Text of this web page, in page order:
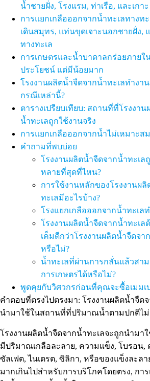
น้ำชายฝั่ง, โรงแรม, ท่าเรือ, และเกาะ
การแยกเกลือออกจากน้ำทะเลทางทะ
เดินสมุทร, แท่นขุดเจาะนอกชายฝั่ง,
ทางทะเล
การเกษตรและน้ำบาดาลกร่อยภายใ
ประโยชน์ แต่มีน้อยมาก
โรงงานผลิตน้ำจืดจากน้ำทะเลทำงา
กรณีเหล่านี้?
ตารางเปรียบเทียบ: สถานที่ที่โรงงา
น้ำทะเลถูกใช้งานจริง
การแยกเกลือออกจากน้ำไม่เหมาะส
คำถามที่พบบ่อย
โรงงานผลิตน้ำจืดจากน้ำทะเล
หลายที่สุดที่ไหน?
การใช้งานหลักของโรงงานผ
ทะเลมีอะไรบ้าง?
โรงแยกเกลือออกจากน้ำทะเล
โรงงานผลิตน้ำจืดจากน้ำทะเล
เค็มดีกว่าโรงงานผลิตน้ำจืดจา
หรือไม่?
น้ำทะเลที่ผ่านการกลั่นแล้วสา
การเกษตรได้หรือไม่?
พูดคุยกับวิศวกรก่อนที่คุณจะซื้อเมมเ
คำตอบที่ตรงไปตรงมา: โรงงานผลิตน้ำจืด
นำมาใช้ในสถานที่ที่ปริมาณน้ำตามปกติไม่
โรงงานผลิตน้ำจืดจากน้ำทะเลจะถูกนำมา
มีปริมาณเกลือละลาย, ความแข็ง, โบรอน,
ซัลเฟต, ไนเตรต, ซิลิกา, หรือของแข็งละล
มากเกินไปสำหรับการบริโภคโดยตรง, กา